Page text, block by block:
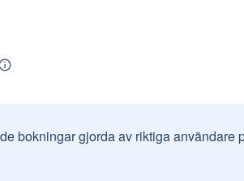
bokningar gjorda av riktiga användare